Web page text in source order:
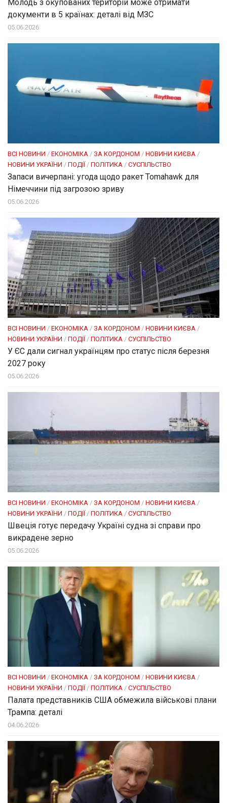
Молодь з окупованих територій може отримати
документи в 5 країнах: деталі від МЗС
05.06.2026
ВСІ НОВИНИ / ЕКОНОМІКА / ЗА КОРДОНОМ / НОВИНИ КИЄВА /
НОВИНИ УКРАЇНИ / ПОДІЇ/ ПОЛІТИКА / СУСПІЛЬСТВО
Запаси вичерпані: угода щодо ракет Tomahawk для
Німеччини під загрозою зриву
05.06.2026
ВСІ НОВИНИ / ЕКОНОМІКА / ЗА КОРДОНОМ / НОВИНИ КИЄВА /
НОВИНИ УКРАЇНИ / ПОДІЇ/ ПОЛІТИКА / СУСПІЛЬСТВО
У ЄС дали сигнал українцям про статус після березня
2027 року
05.06.2026
ВСІ НОВИНИ / ЕКОНОМІКА / ЗА КОРДОНОМ / НОВИНИ КИЄВА /
НОВИНИ УКРАЇНИ / ПОДІЇ/ ПОЛІТИКА / СУСПІЛЬСТВО
Швеція готує передачу Україні судна зі справи про
викрадене зерно
05.06.2026
ВСІ НОВИНИ / ЕКОНОМІКА / ЗА КОРДОНОМ / НОВИНИ КИЄВА /
НОВИНИ УКРАЇНИ / ПОДІЇ/ ПОЛІТИКА / СУСПІЛЬСТВО
Палата представників США обмежила військові плани
Трампа: деталі
04.06.2026